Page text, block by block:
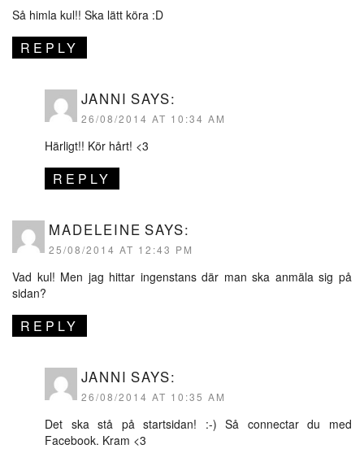
Så himla kul!! Ska lätt köra :D
REPLY
JANNI SAYS:
26/08/2014 AT 10:34 AM
Härligt!! Kör hårt! <3
REPLY
MADELEINE SAYS:
25/08/2014 AT 12:43 PM
Vad kul! Men jag hittar ingenstans där man ska anmäla sig på
sidan?
REPLY
JANNI SAYS:
26/08/2014 AT 10:35 AM
Det ska stå på startsidan! :-) Så connectar du med
Facebook. Kram <3